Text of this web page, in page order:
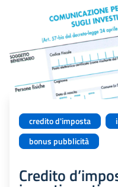
credito d'imposta
bonus pubblicità
Credito